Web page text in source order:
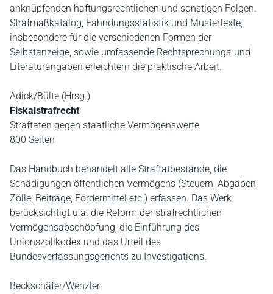
anknüpfenden haftungsrechtlichen und sonstigen Folgen.
Strafmaßkatalog, Fahndungsstatistik und Mustertexte,
insbesondere für die verschiedenen Formen der
Selbstanzeige, sowie umfassende Rechtsprechungs-und
Literaturangaben erleichtern die praktische Arbeit.
Adick/Bülte (Hrsg.)
Fiskalstrafrecht
Straftaten gegen staatliche Vermögenswerte
800 Seiten
Das Handbuch behandelt alle Straftatbestände, die
Schädigungen öffentlichen Vermögens (Steuern, Abgaben,
Zölle, Beiträge, Fördermittel etc.) erfassen. Das Werk
berücksichtigt u.a. die Reform der strafrechtlichen
Vermögensabschöpfung, die Einführung des
Unionszollkodex und das Urteil des
Bundesverfassungsgerichts zu Investigations.
Beckschäfer/Wenzler